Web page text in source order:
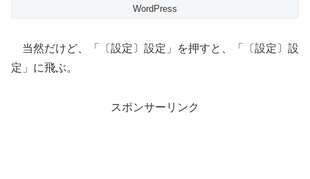
WordPress
当然だけど、「〔設定〕設定」を押すと、「〔設定〕設
定」に飛ぶ。
スポンサーリンク